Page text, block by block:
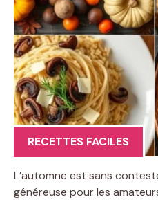
RECETTES FACILES
L’automne est sans
généreuse pour les